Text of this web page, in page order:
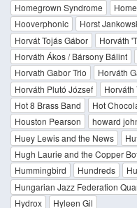
Homegrown Syndrome
Hooverphonic
Horst
Horvát Tojás Gábor
Horváth
Horváth Ákos / Bársony Bálint
Horvath Gabor Trio
Horváth
Horváth Plutó József
Horváth
Hot 8 Brass Band
Hot
Houston Pearson
howard
Huey Lewis and the News
Hugh Laurie and the Copper
Hummingbird
Hundreds
Hungarian Jazz Federation
Hydrox
Hyleen Gil